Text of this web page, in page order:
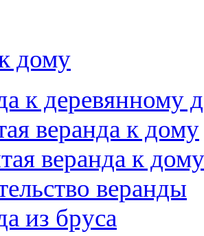
дому
к деревянному
веранда к дому
веранда к дому
веранды
из бруса